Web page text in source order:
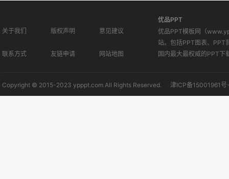
关于我们 版权声明 意见建议
联系方式 友链申请 网站地图
优品PPT
优品PPT模板网（
站。包括PPT图表、PPT
国内最大最权威的PPT下
Copyright © 2015-2023 ypppt.com All Rights Reserved. 津ICP备15001961号